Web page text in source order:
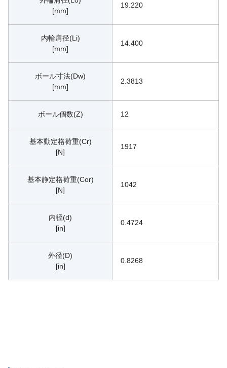
[mm]
19.220
内輪肩径(Li)
[mm]
14.400
ボール寸法(Dw)
[mm]
2.3813
ボール個数(Z) 12
基本動定格荷重(Cr)
[N]
1917
基本静定格荷重(Cor)
[N]
1042
内径(d)
[in]
0.4724
外径(D)
[in]
0.8268